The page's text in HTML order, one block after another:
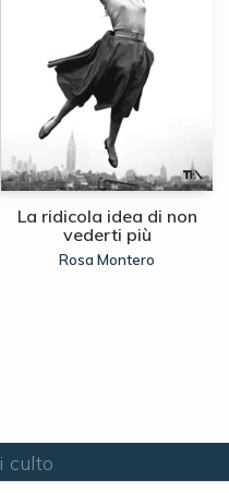
La ridicola idea di non
vederti più
Rosa Montero
culto